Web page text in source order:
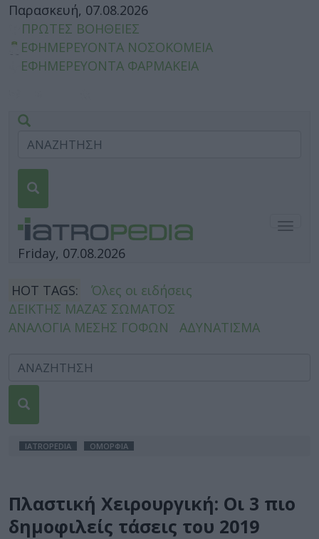
Παρασκευή, 07.08.2026
ΠΡΩΤΕΣ ΒΟΗΘΕΙΕΣ
ΕΦΗΜΕΡΕΥΟΝΤΑ ΝΟΣΟΚΟΜΕΙΑ
ΕΦΗΜΕΡΕΥΟΝΤΑ ΦΑΡΜΑΚΕΙΑ
Friday, 07.08.2026
HOT TAGS:
Όλες οι ειδήσεις
ΔΕΙΚΤΗΣ ΜΑΖΑΣ ΣΩΜΑΤΟΣ
ΑΝΑΛΟΓΙΑ ΜΕΣΗΣ ΓΟΦΩΝ
ΑΔΥΝΑΤΙΣΜΑ
IATROPEDIA ΟΜΟΡΦΙΑ
Πλαστική Χειρουργική: Οι 3 πιο
δημοφιλείς τάσεις του 2019